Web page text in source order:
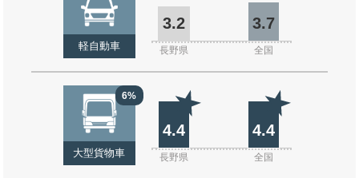
軽自動車
3.2 3.7
長野県 全国
6%
大型貨物車
4.4 4.4
長野県 全国